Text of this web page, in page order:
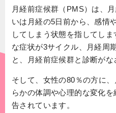
月経前症候群（PMS）は、
いは月経の5日前から、感情
してしまう状態を指してしま
な症状が3サイクル、月経周
と、月経前症候群と診断がな
そして、女性の80％の方に
らかの体調や心理的な変化
告されています。